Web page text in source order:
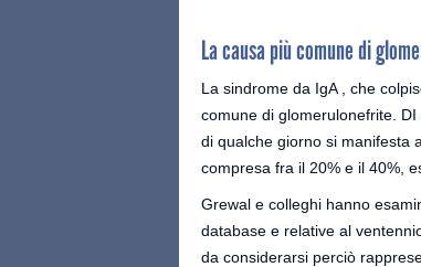
La causa più comune di
La sindrome da IgA , che
comune di glomerulonefrite.
di qualche giorno si manifesta
compresa fra il 20% e il 40%,
Grewal e colleghi hanno
database e relative al
da considerarsi perciò